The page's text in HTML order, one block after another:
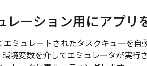
レーション用にアプリ
ミュレートされたタスクキューを自
環境変数を介してエミュレータが実行